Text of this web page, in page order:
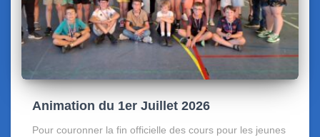
Animation du 1er Juillet 2026
Pour couronner la fin officielle des cours pour les jeunes